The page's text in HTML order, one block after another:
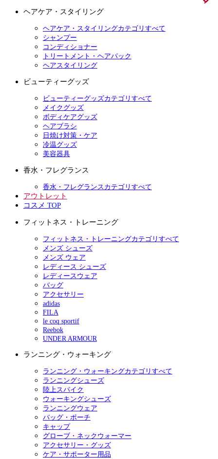
ヘアケア・スタイリング
ヘアケア・スタイリングカテゴリすべて
シャンプー
コンディショナー
トリートメント・ヘアパック
ヘアスタイリング
ビューティーグッズ
ビューティーグッズカテゴリすべて
メイクグッズ
ボディケアグッズ
ヘアブラシ
日焼け対策・ケア
冷温グッズ
美容器具
香水・フレグランス
香水・フレグランスカテゴリすべて
アウトレット
コスメ TOP
フィットネス・トレーニング
フィットネス・トレーニングカテゴリすべて
メンズ シューズ
メンズ ウェア
レディース シューズ
レディースウェア
バッグ
アクセサリー
adidas
FILA
le coq sportif
Reebok
UNDER ARMOUR
ランニング・ウォーキング
ランニング・ウォーキングカテゴリすべて
ランニングシューズ
陸上スパイク
ウォーキングシューズ
ランニングウェア
バッグ・ポーチ
キャップ
グローブ・ネックウォーマー
アクセサリー・グッズ
ケア・サポーター用品